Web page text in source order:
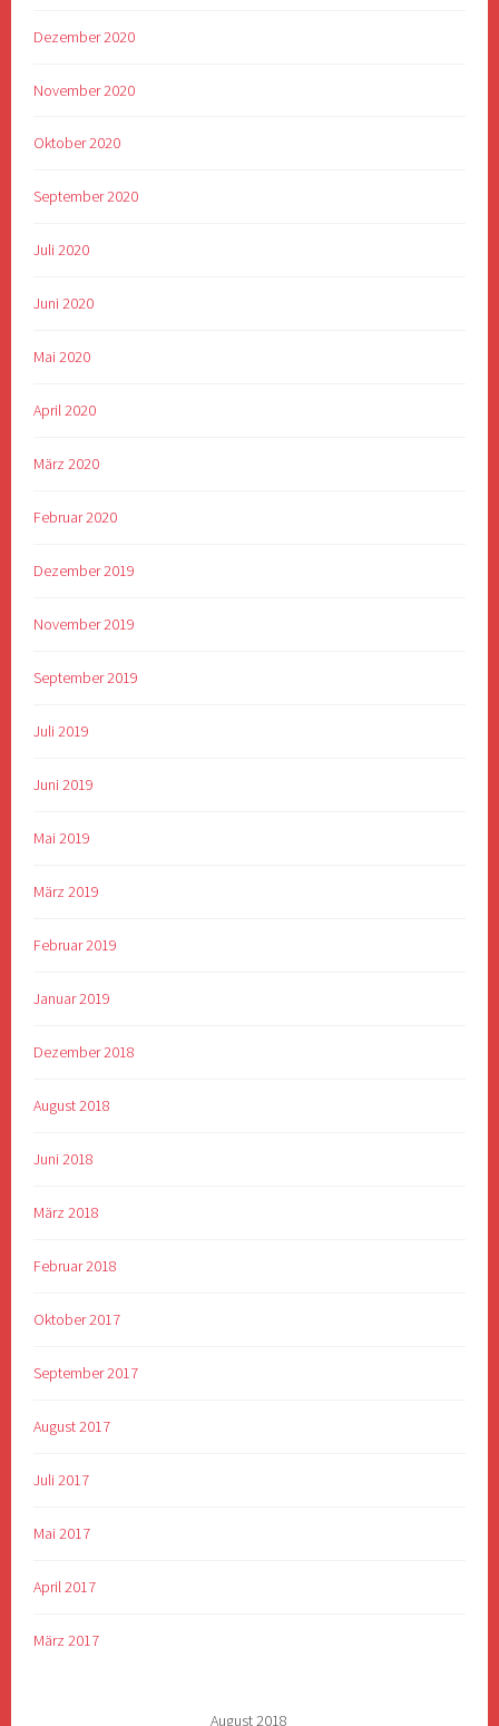
Dezember 2020
November 2020
Oktober 2020
September 2020
Juli 2020
Juni 2020
Mai 2020
April 2020
März 2020
Februar 2020
Dezember 2019
November 2019
September 2019
Juli 2019
Juni 2019
Mai 2019
März 2019
Februar 2019
Januar 2019
Dezember 2018
August 2018
Juni 2018
März 2018
Februar 2018
Oktober 2017
September 2017
August 2017
Juli 2017
Mai 2017
April 2017
März 2017
August 2018